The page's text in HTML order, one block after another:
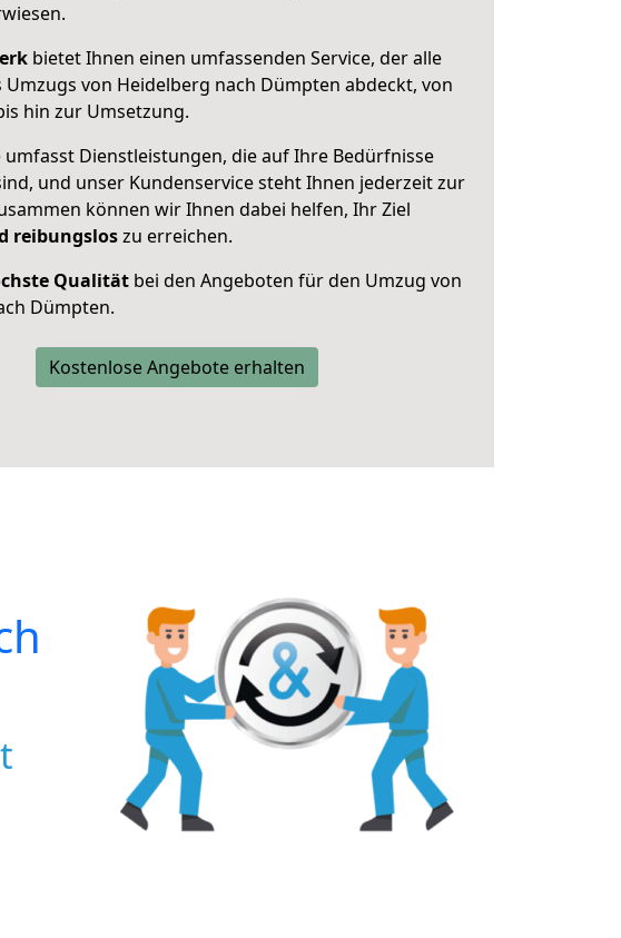
bietet Ihnen einen umfassenden Service, der alle
Umzugs von Heidelberg nach Dümpten abdeckt, von
hin zur Umsetzung.
umfasst Dienstleistungen, die auf Ihre Bedürfnisse
und unser Kundenservice steht Ihnen jederzeit zur
können wir Ihnen dabei helfen, Ihr Ziel
reibungsloszu erreichen.
Qualität bei den Angeboten für den Umzug von
Dümpten.
Kostenlose Angebote erhalten